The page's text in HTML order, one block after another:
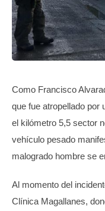
Como Francisco
que fue atropellado por
el kilómetro 5,5 sector
vehículo pesado
malogrado hombre se
Al momento del
Clínica Magallanes,